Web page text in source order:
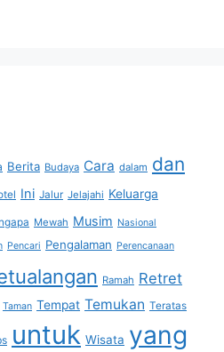
Berita Budaya Cara dalam dan
Ini Jalur Jelajahi Keluarga
Mewah Musim Nasional
Pencari Pengalaman Perencanaan
Ramah Retret
Taman Tempat Temukan Teratas
untuk Wisata yang